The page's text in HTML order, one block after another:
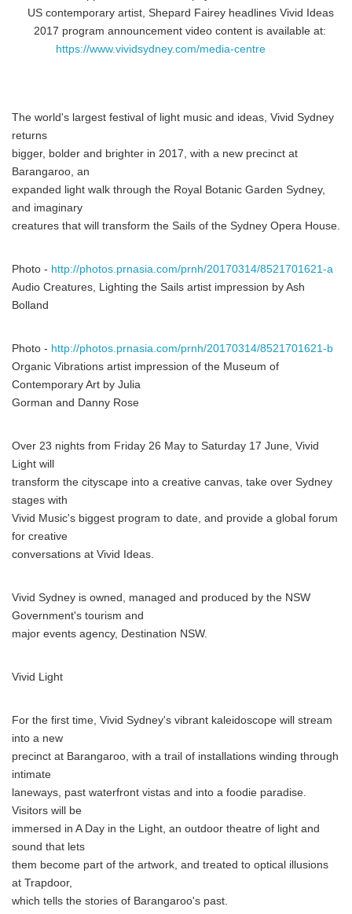
US contemporary artist, Shepard Fairey headlines Vivid Ideas
2017 program announcement video content is available at:
https://www.vividsydney.com/media-centre
The world's largest festival of light music and ideas, Vivid Sydney
returns
bigger, bolder and brighter in 2017, with a new precinct at
Barangaroo, an
expanded light walk through the Royal Botanic Garden Sydney,
and imaginary
creatures that will transform the Sails of the Sydney Opera House.
Photo - http://photos.prnasia.com/prnh/20170314/8521701621-a
Audio Creatures, Lighting the Sails artist impression by Ash
Bolland
Photo - http://photos.prnasia.com/prnh/20170314/8521701621-b
Organic Vibrations artist impression of the Museum of
Contemporary Art by Julia
Gorman and Danny Rose
Over 23 nights from Friday 26 May to Saturday 17 June, Vivid
Light will
transform the cityscape into a creative canvas, take over Sydney
stages with
Vivid Music's biggest program to date, and provide a global forum
for creative
conversations at Vivid Ideas.
Vivid Sydney is owned, managed and produced by the NSW
Government's tourism and
major events agency, Destination NSW.
Vivid Light
For the first time, Vivid Sydney's vibrant kaleidoscope will stream
into a new
precinct at Barangaroo, with a trail of installations winding through
intimate
laneways, past waterfront vistas and into a foodie paradise.
Visitors will be
immersed in A Day in the Light, an outdoor theatre of light and
sound that lets
them become part of the artwork, and treated to optical illusions
at Trapdoor,
which tells the stories of Barangaroo's past.
Japanese